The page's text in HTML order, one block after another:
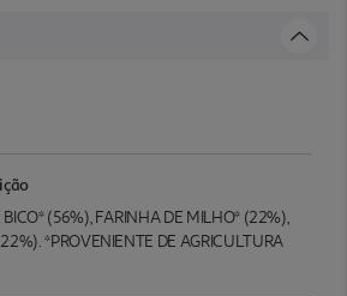
BICO* (56%), FARINHA DE MILHO* (22%),
*PROVENIENTE DE AGRICULTURA